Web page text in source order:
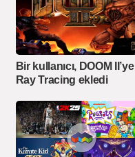
Bir kullanıcı, DOOM II’ye
Ray Tracing ekledi